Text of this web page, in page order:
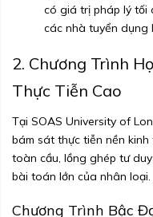
có giá trị pháp lý tối
các nhà tuyển dụng
2. Chương Trình
Thực Tiễn Cao
Tại SOAS University of
bám sát thực tiễn nền
toàn cầu, lồng ghép tư
bài toán lớn của nhân loại.
Chương Trình Bậc